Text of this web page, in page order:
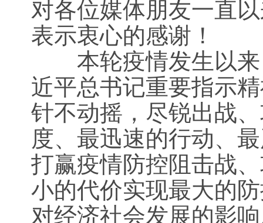
对各位媒体朋友一直
表示衷心的感谢！
本轮疫情发生以来
近平总书记重要指示
针不动摇，尽锐出战
度、最迅速的行动、
打赢疫情防控阻击战
小的代价实现最大的
对经济社会发展的影